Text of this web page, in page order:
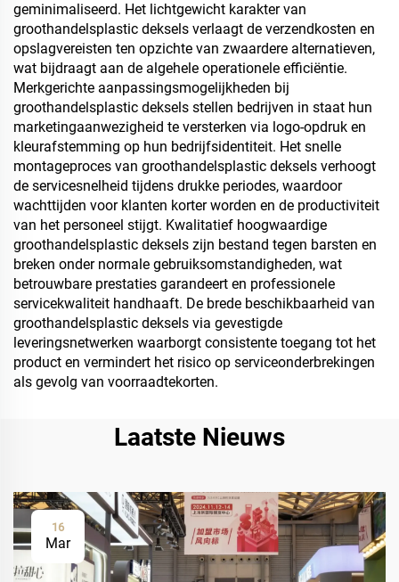
geminimaliseerd. Het lichtgewicht karakter van
groothandelsplastic deksels verlaagt de verzendkosten en
opslagvereisten ten opzichte van zwaardere alternatieven,
wat bijdraagt aan de algehele operationele efficiëntie.
Merkgerichte aanpassingsmogelijkheden bij
groothandelsplastic deksels stellen bedrijven in staat hun
marketingaanwezigheid te versterken via logo-opdruk en
kleurafstemming op hun bedrijfsidentiteit. Het snelle
montageproces van groothandelsplastic deksels verhoogt
de servicesnelheid tijdens drukke periodes, waardoor
wachttijden voor klanten korter worden en de productiviteit
van het personeel stijgt. Kwalitatief hoogwaardige
groothandelsplastic deksels zijn bestand tegen barsten en
breken onder normale gebruiksomstandigheden, wat
betrouwbare prestaties garandeert en professionele
servicekwaliteit handhaaft. De brede beschikbaarheid van
groothandelsplastic deksels via gevestigde
leveringsnetwerken waarborgt consistente toegang tot het
product en vermindert het risico op serviceonderbrekingen
als gevolg van voorraadtekorten.
Laatste Nieuws
16
Mar